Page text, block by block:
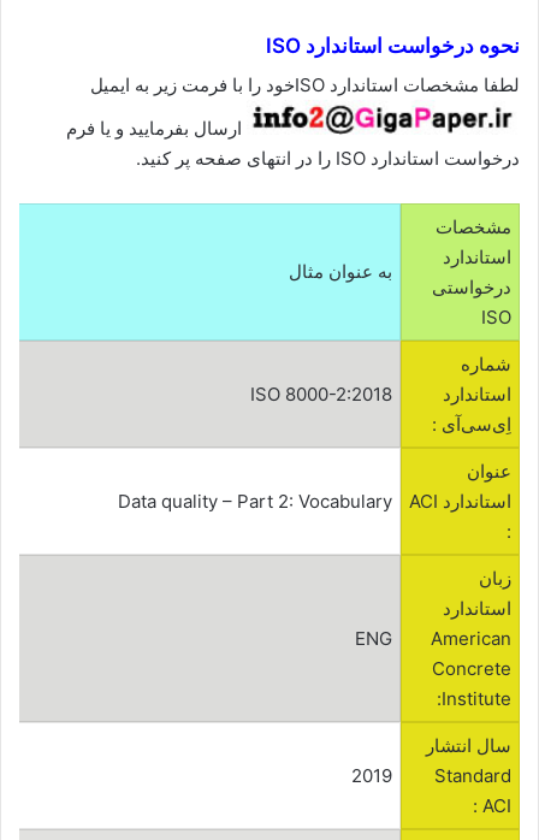
نحوه درخواست استاندارد ISO
لطفا مشخصات استاندارد ISOخود را با فرمت زیر به ایمیل
ارسال بفرمایید و یا فرم
درخواست استاندارد ISO را در انتهای صفحه پر کنید.
مشخصات
استاندارد
درخواستی
ISO
به عنوان مثال
شماره
استاندارد
اِی‌سی‌آی :
ISO 8000-2:2018
عنوان
استاندارد ACI
:
Data quality – Part 2: Vocabulary
زبان
استاندارد
American
Concrete
Institute:
ENG
سال انتشار
Standard
ACI :
2019